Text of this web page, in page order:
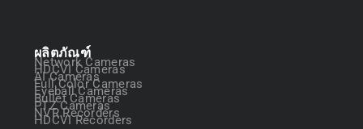
ผลิตภัณฑ์
Network Cameras
HDCVI Cameras
AI Cameras
Full Color Cameras
Eyeball Cameras
Bullet Cameras
PTZ Cameras
NVR Recorders
HDCVI Recorders